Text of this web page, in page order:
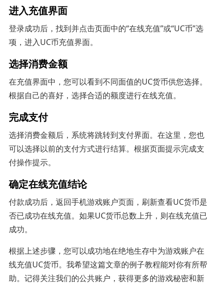
进入充值界面
登录成功后，找到并点击页面中的“在线充值”或“UC币”选
项，进入UC币充值界面。
选择消费金额
在充值界面中，您可以看到不同面值的UC货币供您选择。
根据自己的喜好，选择合适的额度进行在线充值。
完成支付
选择消费金额后，系统将跳转到支付界面。在这里，您也
可以选择以前的支付方式进行结算。根据页面提示完成支
付操作提示。
确定在线充值结论
付款成功后，返回手机游戏账户页面，刷新查看UC货币是
否已成功在线充值。如果UC货币总数上升，则在线充值已
成功。
根据上述步骤，您可以成功地在绝地生存中为游戏账户在
线充值UC货币。我希望这篇文章的例子教程能对你有所帮
助。记得关注我们的公共账户，获得更多的游戏秘密和新